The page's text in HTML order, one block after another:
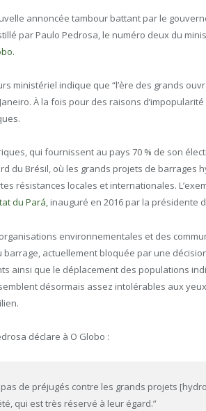
annoncée tambour battant par le
par Paulo Pedrosa, le numéro deux du
ministériel indique que “l’ère des grands
À la fois pour des raisons
qui fournissent au pays 70 % de son
du Brésil, où les grands projets de barrages
résistances locales et internationales.
du Pará, inauguré en 2016 par la présidente
environnementales et des
barrage, actuellement bloquée par une
ainsi que le déplacement des populations
désormais assez intolérables aux
déclare à O Globo :
pas de préjugés contre les grands projets
qui est très réservé à leur égard.”